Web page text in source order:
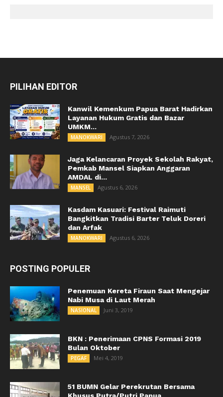
PILIHAN EDITOR
Kanwil Kemenkum Papua Barat Hadirkan
Layanan Hukum Gratis dan Bazar
UMKM...
MANOKWARI Agustus 7, 2026
Jaga Kelancaran Proyek Sekolah Rakyat,
Pemkab Mansel Siapkan Anggaran
AMDAL di...
MANSEL Agustus 6, 2026
Kasdam Kasuari: Festival Raimuti
Bangkitkan Tradisi Barter Teluk Doreri
dan Arfak
MANOKWARI Agustus 6, 2026
POSTING POPULER
Penemuan Kereta Firaun Saat Mengejar
Nabi Musa di Laut Merah
NASIONAL Juni 3, 2019
BKN : Penerimaan CPNS Formasi 2019
Bulan Oktober
PEGAF Mei 4, 2019
51 BUMN Gelar Perekrutan Bersama